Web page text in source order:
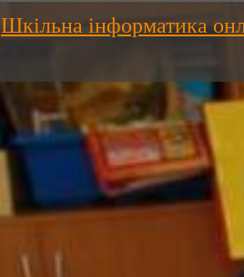
Шкільна інформатика